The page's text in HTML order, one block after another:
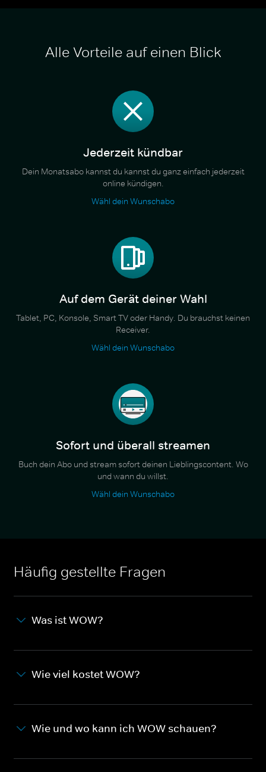
Alle Vorteile auf einen Blick
Jederzeit kündbar
Dein Monatsabo kannst du kannst du ganz einfach jederzeit
online kündigen.
Wähl dein Wunschabo
Auf dem Gerät deiner Wahl
Tablet, PC, Konsole, Smart TV oder Handy. Du brauchst keinen
Receiver.
Wähl dein Wunschabo
Sofort und überall streamen
Buch dein Abo und stream sofort deinen Lieblingscontent. Wo
und wann du willst.
Wähl dein Wunschabo
Häufig gestellte Fragen
Was ist WOW?
Wie viel kostet WOW?
Wie und wo kann ich WOW schauen?